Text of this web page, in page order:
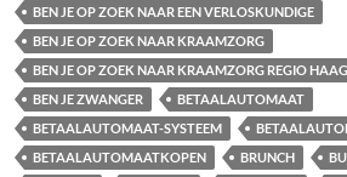
BEN JE OP ZOEK NAAR EEN VERLOSKUNDIGE
BEN JE OP ZOEK NAAR KRAAMZORG
BEN JE OP ZOEK NAAR KRAAMZORG REGIO
BEN JE ZWANGER
BETAALAUTOMAAT
BETAALAUTOMAAT-SYSTEEM
BETAALAUTOMAATKOPEN
BRUNCH